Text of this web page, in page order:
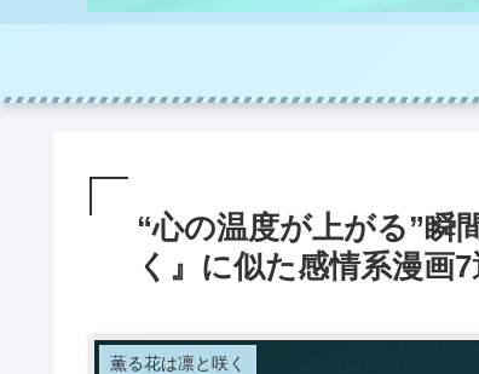
“心の温度が上がる”瞬
く』に似た感情系漫画7
薫る花は凛と咲く